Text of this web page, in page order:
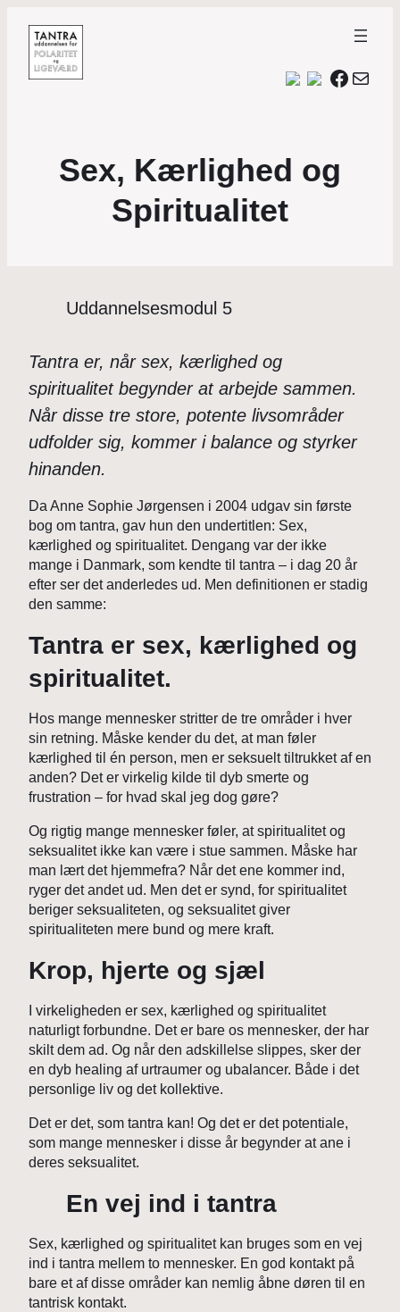
Mail
Sex, Kærlighed og
Spiritualitet
Uddannelsesmodul 5
Tantra er, når sex, kærlighed og
spiritualitet begynder at arbejde sammen.
Når disse tre store, potente livsområder
udfolder sig, kommer i balance og styrker
hinanden.
Da Anne Sophie Jørgensen i 2004 udgav sin første
bog om tantra, gav hun den undertitlen: Sex,
kærlighed og spiritualitet. Dengang var der ikke
mange i Danmark, som kendte til tantra – i dag 20 år
efter ser det anderledes ud. Men definitionen er stadig
den samme:
Tantra er sex, kærlighed og
spiritualitet.
Hos mange mennesker stritter de tre områder i hver
sin retning. Måske kender du det, at man føler
kærlighed til én person, men er seksuelt tiltrukket af en
anden? Det er virkelig kilde til dyb smerte og
frustration – for hvad skal jeg dog gøre?
Og rigtig mange mennesker føler, at spiritualitet og
seksualitet ikke kan være i stue sammen. Måske har
man lært det hjemmefra? Når det ene kommer ind,
ryger det andet ud. Men det er synd, for spiritualitet
beriger seksualiteten, og seksualitet giver
spiritualiteten mere bund og mere kraft.
Krop, hjerte og sjæl
I virkeligheden er sex, kærlighed og spiritualitet
naturligt forbundne. Det er bare os mennesker, der har
skilt dem ad. Og når den adskillelse slippes, sker der
en dyb healing af urtraumer og ubalancer. Både i det
personlige liv og det kollektive.
Det er det, som tantra kan! Og det er det potentiale,
som mange mennesker i disse år begynder at ane i
deres seksualitet.
En vej ind i tantra
Sex, kærlighed og spiritualitet kan bruges som en vej
ind i tantra mellem to mennesker. En god kontakt på
bare et af disse områder kan nemlig åbne døren til en
tantrisk kontakt.